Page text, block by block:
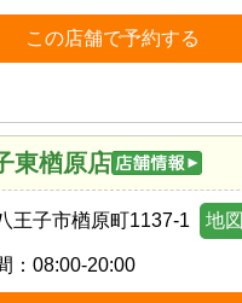
この店舗で予約する
東楢原店
王子市楢原町1137-1 地図
： 08:00-20:00